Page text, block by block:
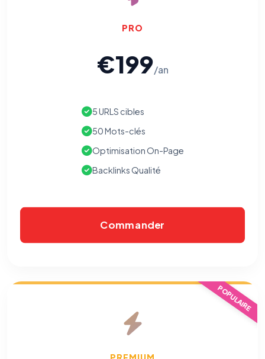
PRO
€199/an
5 URLS cibles
50 Mots-clés
Optimisation On-Page
Backlinks Qualité
Commander
POPULAIRE
TOUJOURS ACTIF
Nécessaires au fonctionnement du site : session, sécurité,
mémorisation de vos choix de consentement. Ils ne